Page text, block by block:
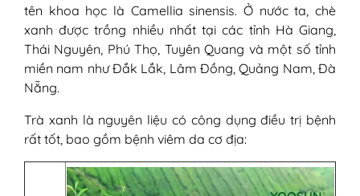
tên khoa học là Camellia sinensis. Ở nước ta, chè
xanh được trồng nhiều nhất tại các tỉnh Hà Giang,
Thái Nguyên, Phú Thọ, Tuyên Quang và một số tỉnh
miền nam như Đắk Lắk, Lâm Đồng, Quảng Nam, Đà
Nẵng.
Trà xanh là nguyên liệu có công dụng điều trị bệnh
rất tốt, bao gồm bệnh viêm da cơ địa: